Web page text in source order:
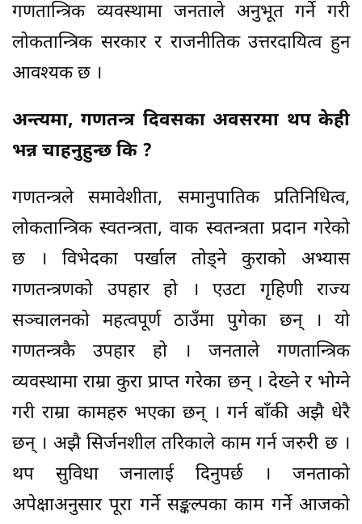
गणतान्त्रिक व्यवस्थामा जनताले अनुभूत गर्ने गरी
लोकतान्त्रिक सरकार र राजनीतिक उत्तरदायित्व हुन
आवश्यक छ ।
अन्त्यमा, गणतन्त्र दिवसका अवसरमा थप केही
भन्न चाहनुहुन्छ कि ?
गणतन्त्रले समावेशीता, समानुपातिक प्रतिनिधित्व,
लोकतान्त्रिक स्वतन्त्रता, वाक स्वतन्त्रता प्रदान गरेको
छ । विभेदका पर्खाल तोड्ने कुराको अभ्यास
गणतन्त्रणको उपहार हो । एउटा गृहिणी राज्य
सञ्चालनको महत्वपूर्ण ठाउँमा पुगेका छन् । यो
गणतन्त्रकै उपहार हो । जनताले गणतान्त्रिक
व्यवस्थामा राम्रा कुरा प्राप्त गरेका छन् । देख्ने र भोग्ने
गरी राम्रा कामहरु भएका छन् । गर्न बाँकी अझै धेरै
छन् । अझै सिर्जनशील तरिकाले काम गर्न जरुरी छ ।
थप सुविधा जनालाई दिनुपर्छ । जनताको
अपेक्षाअनुसार पूरा गर्ने सङ्कल्पका काम गर्ने आजको